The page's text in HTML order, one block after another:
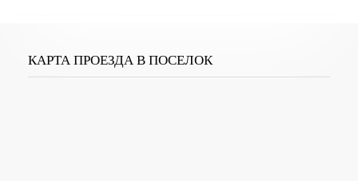
КАРТА ПРОЕЗДА В ПОСЕЛОК